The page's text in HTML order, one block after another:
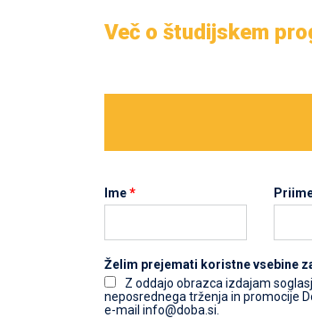
Več o študijskem
Ime*
Želim prejemati koristne vsebine
Z oddajo obrazca izdajam
neposrednega trženja in promocije
e-mail info@doba.si.